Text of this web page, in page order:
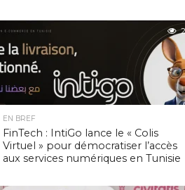
EN BREF
FinTech : IntiGo lance le « Colis
Virtuel » pour démocratiser l’accès
aux services numériques en Tunisie